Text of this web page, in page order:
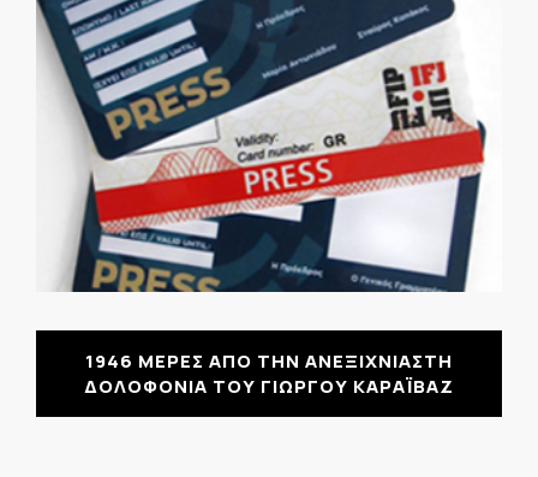
1946 ΜΕΡΕΣ ΑΠΟ ΤΗΝ ΑΝΕΞΙΧΝΙΑΣΤΗ
ΔΟΛΟΦΟΝΙΑ ΤΟΥ ΓΙΩΡΓΟΥ ΚΑΡΑΪΒΑΖ